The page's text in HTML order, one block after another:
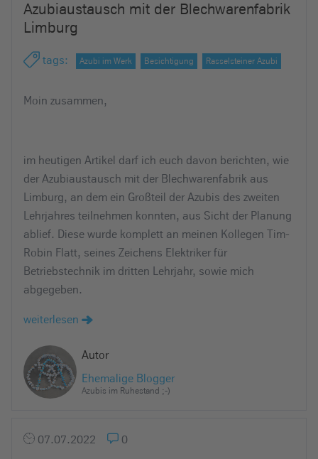
Azubiaustausch mit der Blechwarenfabrik
Limburg
tags: Azubi im Werk Besichtigung Rasselsteiner Azubi
Moin zusammen,
im heutigen Artikel darf ich euch davon berichten, wie
der Azubiaustausch mit der Blechwarenfabrik aus
Limburg, an dem ein Großteil der Azubis des zweiten
Lehrjahres teilnehmen konnten, aus Sicht der Planung
ablief. Diese wurde komplett an meinen Kollegen Tim-
Robin Flatt, seines Zeichens Elektriker für
Betriebstechnik im dritten Lehrjahr, sowie mich
abgegeben.
weiterlesen
Autor
Ehemalige Blogger
Azubis im Ruhestand ;-)
07.07.2022 0